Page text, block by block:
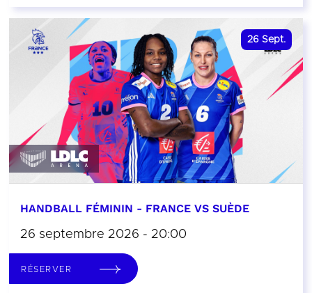
26 Sept.
HANDBALL FÉMININ - FRANCE VS SUÈDE
26 septembre 2026 - 20:00
RÉSERVER